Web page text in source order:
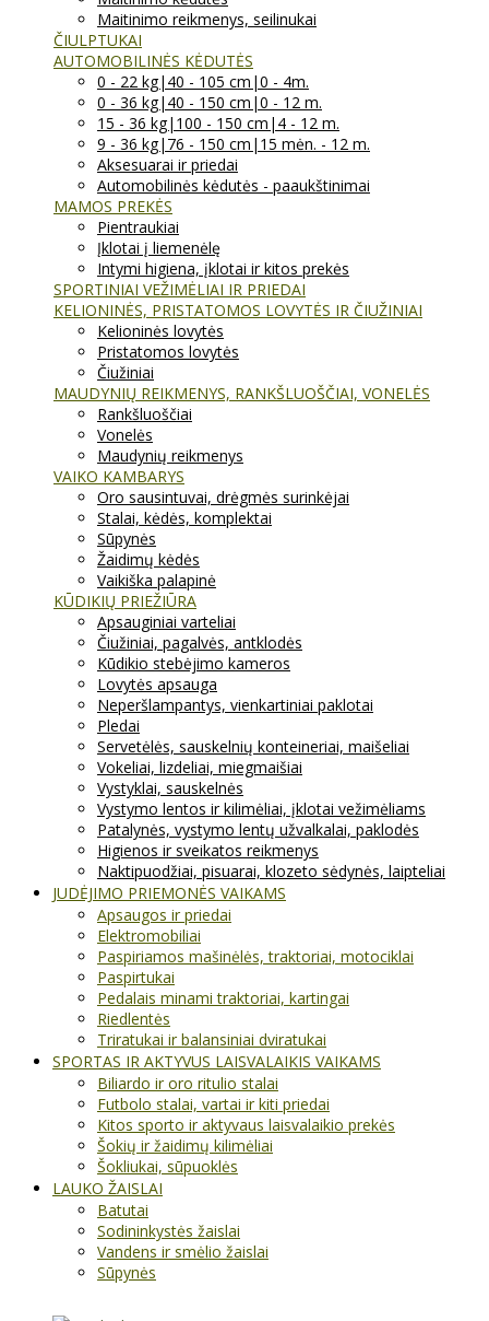
Maitinimo reikmenys, seilinukai
ČIULPTUKAI
AUTOMOBILINĖS KĖDUTĖS
0 - 22 kg|40 - 105 cm|0 - 4m.
0 - 36 kg|40 - 150 cm|0 - 12 m.
15 - 36 kg|100 - 150 cm|4 - 12 m.
9 - 36 kg|76 - 150 cm|15 mėn. - 12 m.
Aksesuarai ir priedai
Automobilinės kėdutės - paaukštinimai
MAMOS PREKĖS
Pientraukiai
Įklotai į liemenėlę
Intymi higiena, įklotai ir kitos prekės
SPORTINIAI VEŽIMĖLIAI IR PRIEDAI
KELIONINĖS, PRISTATOMOS LOVYTĖS IR ČIUŽINIAI
Kelioninės lovytės
Pristatomos lovytės
Čiužiniai
MAUDYNIŲ REIKMENYS, RANKŠLUOŠČIAI, VONELĖS
Rankšluoščiai
Vonelės
Maudynių reikmenys
VAIKO KAMBARYS
Oro sausintuvai, drėgmės surinkėjai
Stalai, kėdės, komplektai
Sūpynės
Žaidimų kėdės
Vaikiška palapinė
KŪDIKIŲ PRIEŽIŪRA
Apsauginiai varteliai
Čiužiniai, pagalvės, antklodės
Kūdikio stebėjimo kameros
Lovytės apsauga
Neperšlampantys, vienkartiniai paklotai
Pledai
Servetėlės, sauskelnių konteineriai, maišeliai
Vokeliai, lizdeliai, miegmaišiai
Vystyklai, sauskelnės
Vystymo lentos ir kilimėliai, įklotai vežimėliams
Patalynės, vystymo lentų užvalkalai, paklodės
Higienos ir sveikatos reikmenys
Naktipuodžiai, pisuarai, klozeto sėdynės, laipteliai
JUDĖJIMO PRIEMONĖS VAIKAMS
Apsaugos ir priedai
Elektromobiliai
Paspiriamos mašinėlės, traktoriai, motociklai
Paspirtukai
Pedalais minami traktoriai, kartingai
Riedlentės
Triratukai ir balansiniai dviratukai
SPORTAS IR AKTYVUS LAISVALAIKIS VAIKAMS
Biliardo ir oro ritulio stalai
Futbolo stalai, vartai ir kiti priedai
Kitos sporto ir aktyvaus laisvalaikio prekės
Šokių ir žaidimų kilimėliai
Šokliukai, sūpuoklės
LAUKO ŽAISLAI
Batutai
Sodininkystės žaislai
Vandens ir smėlio žaislai
Sūpynės